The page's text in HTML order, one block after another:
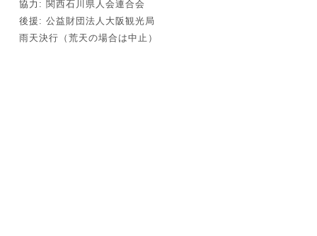
協力: 関西石川県人会連合会
後援: 公益財団法人大阪観光局
雨天決行（荒天の場合は中止）